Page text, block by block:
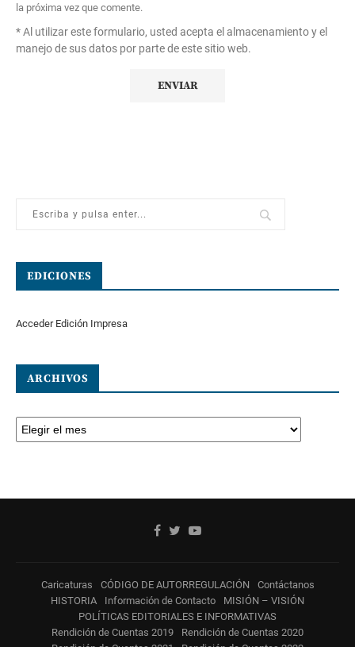
la próxima vez que comente.
* Al utilizar este formulario, usted acepta el almacenamiento y el
manejo de sus datos por parte de este sitio web.
EDICIONES
Acceder Edición Impresa
ARCHIVOS
Caricaturas CÓDIGO DE AUTORREGULACIÓN
Contáctanos
HISTORIA
Información de Contacto
MISIÓN – VISIÓN
POLÍTICAS EDITORIALES E INFORMATIVAS
Rendición de Cuentas 2019
Rendición de Cuentas 2020